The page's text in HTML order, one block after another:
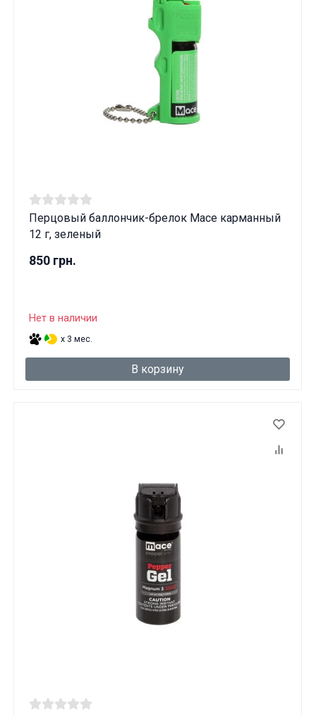
Перцовый баллончик-брелок Mace карманный
12 г, зеленый
850 грн.
Нет в наличии
x 3 мес.
В корзину